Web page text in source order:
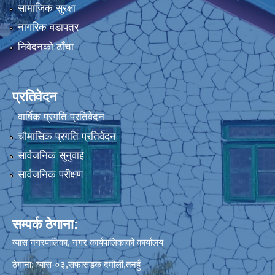
सामाजिक सुरक्षा
नागरिक वडापत्र
निवेदनको ढाँचा
प्रतिवेदन
वार्षिक प्रगति प्रतिवेदन
चौमासिक प्रगति प्रतिवेदन
सार्वजनिक सुनुवाई
सार्वजनिक परीक्षण
सम्पर्क ठेगाना:
व्यास नगरपालिका, नगर कार्यपालिकाको कार्यालय
ठेगाना: व्यास-०३,सफासडक दमौली,तनहुँ